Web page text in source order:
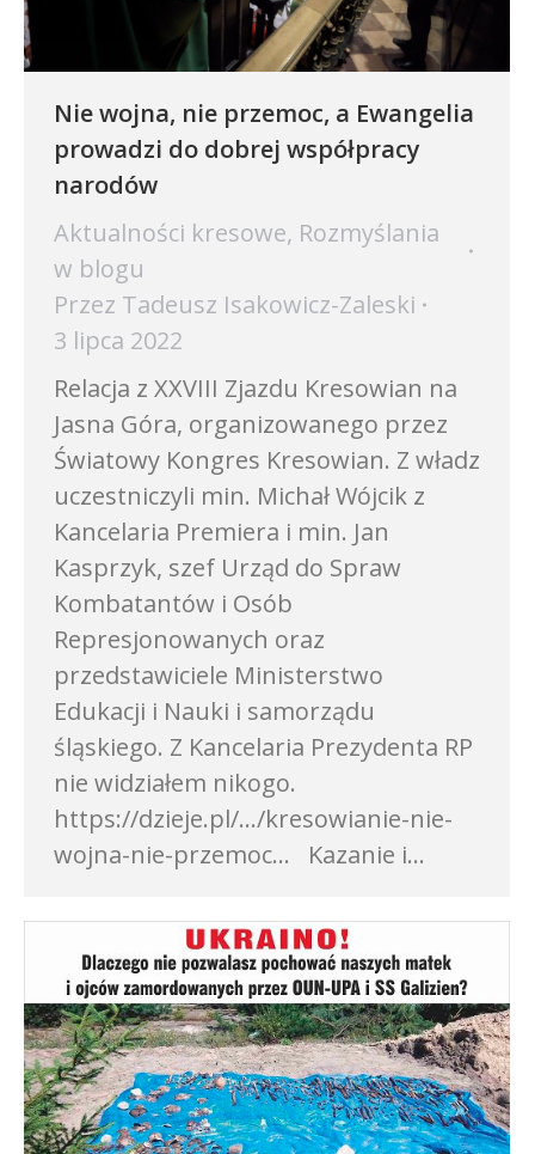
Nie wojna, nie przemoc, a Ewangelia
prowadzi do dobrej współpracy
narodów
Aktualności kresowe, Rozmyślania
w blogu
Przez Tadeusz Isakowicz-Zaleski
3 lipca 2022
Relacja z XXVIII Zjazdu Kresowian na
Jasna Góra, organizowanego przez
Światowy Kongres Kresowian. Z władz
uczestniczyli min. Michał Wójcik z
Kancelaria Premiera i min. Jan
Kasprzyk, szef Urząd do Spraw
Kombatantów i Osób
Represjonowanych oraz
przedstawiciele Ministerstwo
Edukacji i Nauki i samorządu
śląskiego. Z Kancelaria Prezydenta RP
nie widziałem nikogo.
https://dzieje.pl/…/kresowianie-nie-
wojna-nie-przemoc… Kazanie i…